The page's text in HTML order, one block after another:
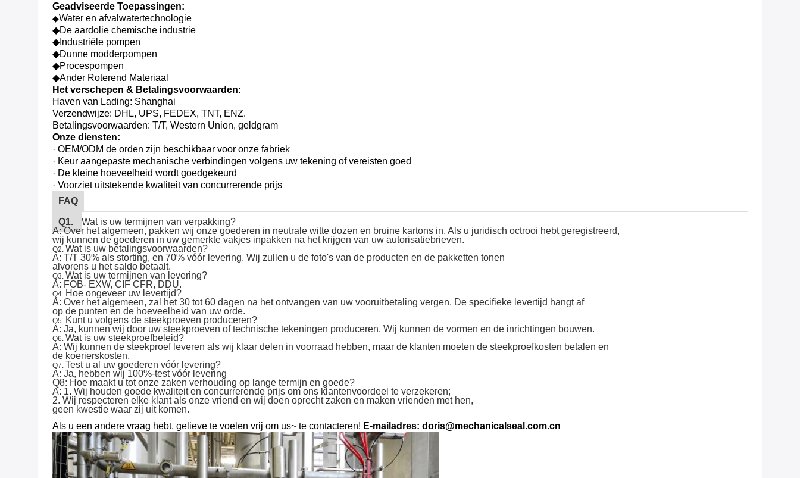
Geadviseerde Toepassingen:
◆Water en afvalwatertechnologie
◆De aardolie chemische industrie
◆Industriële pompen
◆Dunne modderpompen
◆Procespompen
◆Ander Roterend Materiaal
Het verschepen & Betalingsvoorwaarden:
Haven van Lading: Shanghai
Verzendwijze: DHL, UPS, FEDEX, TNT, ENZ.
Betalingsvoorwaarden: T/T, Western Union, geldgram
Onze diensten:
· OEM/ODM de orden zijn beschikbaar voor onze fabriek
· Keur aangepaste mechanische verbindingen volgens uw tekening of vereisten goed
· De kleine hoeveelheid wordt goedgekeurd
· Voorziet uitstekende kwaliteit van concurrerende prijs
FAQ
Q1.
Wat is uw termijnen van verpakking?
A: Over het algemeen, pakken wij onze goederen in neutrale witte dozen en bruine kartons in. Als u juridisch octrooi hebt geregistreerd,
wij kunnen de goederen in uw gemerkte vakjes inpakken na het krijgen van uw autorisatiebrieven.
Q2. Wat is uw betalingsvoorwaarden?
A: T/T 30% als storting, en 70% vóór levering. Wij zullen u de foto's van de producten en de pakketten tonen
alvorens u het saldo betaalt.
Q3. Wat is uw termijnen van levering?
A: FOB- EXW, CIF CFR, DDU.
Q4. Hoe ongeveer uw levertijd?
A: Over het algemeen, zal het 30 tot 60 dagen na het ontvangen van uw vooruitbetaling vergen. De specifieke levertijd hangt af
op de punten en de hoeveelheid van uw orde.
Q5. Kunt u volgens de steekproeven produceren?
A: Ja, kunnen wij door uw steekproeven of technische tekeningen produceren. Wij kunnen de vormen en de inrichtingen bouwen.
Q6. Wat is uw steekproefbeleid?
A: Wij kunnen de steekproef leveren als wij klaar delen in voorraad hebben, maar de klanten moeten de steekproefkosten betalen en
de koerierskosten.
Q7. Test u al uw goederen vóór levering?
A: Ja, hebben wij 100%-test vóór levering
Q8: Hoe maakt u tot onze zaken verhouding op lange termijn en goede?
A: 1. Wij houden goede kwaliteit en concurrerende prijs om ons klantenvoordeel te verzekeren;
2. Wij respecteren elke klant als onze vriend en wij doen oprecht zaken en maken vrienden met hen,
geen kwestie waar zij uit komen.
Als u een andere vraag hebt, gelieve te voelen vrij om us~ te contacteren! E-mailadres: doris@mechanicalseal.com.cn